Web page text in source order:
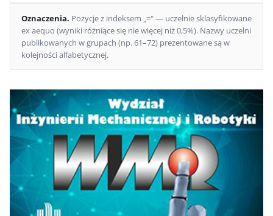
Oznaczenia. Pozycje z indeksem „=" — uczelnie sklasyfikowane
ex aequo (wyniki różniące się nie więcej niż 0,5%). Nazwy uczelni
publikowanych w grupach (np. 61–72) prezentowane są w
kolejności alfabetycznej.